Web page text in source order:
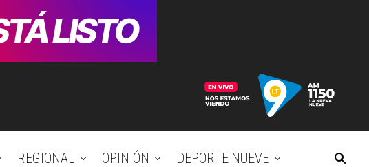
REGIONAL OPINIÓN DEPORTE NUEVE